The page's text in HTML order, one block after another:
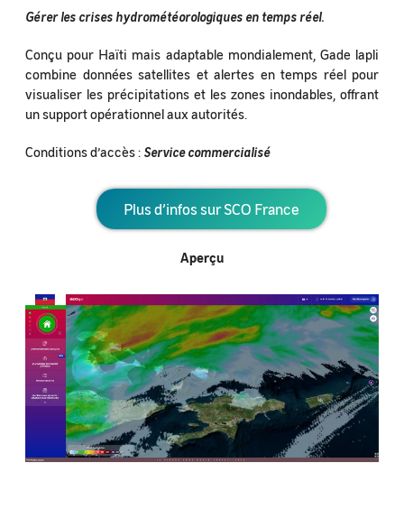
Gérer les crises hydrométéorologiques en temps réel.
Conçu pour Haïti mais adaptable mondialement, Gade lapli
combine données satellites et alertes en temps réel pour
visualiser les précipitations et les zones inondables, offrant
un support opérationnel aux autorités.
Conditions d’accès : Service commercialisé
Plus d’infos sur SCO France
Aperçu